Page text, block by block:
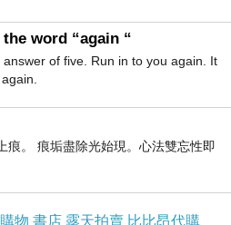
館 (ONE80 Hostels Berlin)
喜歡不妨看看喔!
小朋友，
用包》
買的漲了一百多塊吧
word “again “
of five. Run in to you again. It
痕。 痕垢盡除光始現。心法雙忘性即
物 書店 露天拍賣 比比昂代購